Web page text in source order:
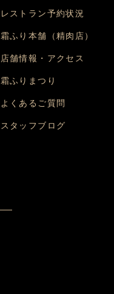
レストラン予約状況
霜ふり本舗（精肉店）
店舗情報・アクセス
霜ふりまつり
よくあるご質問
スタッフブログ